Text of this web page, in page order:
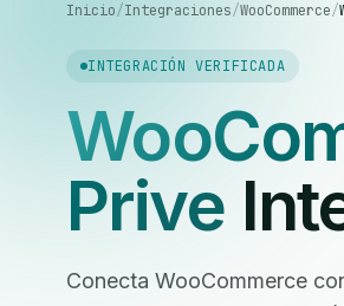
Inicio/Integraciones/WooCommerce/
INTEGRACIÓN VERIFICADA
Prive
Conecta WooCommerce